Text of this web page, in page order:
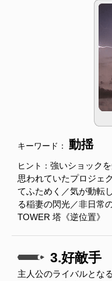
キーワード： 動揺
ヒント： 強いショック
思われていたプロジェ
てふためく／気が動転
る稲妻の閃光／非日常
TOWER 塔《逆位置》
3.好敵手
主人公のライバルとな